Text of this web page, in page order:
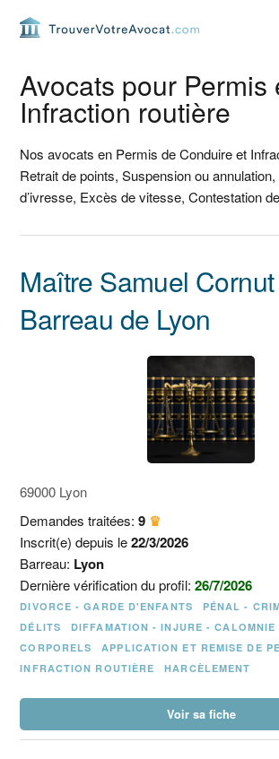
navigation
principale
principal
barre
latérale
principale
pageAvocats pour Permis
Infraction routière
Nos avocats en Permis de Conduire et
Retrait de points, Suspension ou
d’ivresse, Excès de vitesse, Contestation
Maître Samuel
Barreau de Lyon
69000 Lyon
Demandes traitées:9 ♛
Inscrit(e) depuis le22/3/2026
Barreau: Lyon
Dernière vérification du profil:26/7/2026
DIVORCE - GARDE D'ENFANTS
PÉNAL -
DÉLITS
DIFFAMATION - INJURE - CALOMNIE
CORPORELS
APPLICATION ET REMISE DE
INFRACTION ROUTIÈRE
HARCÈLEMENT
Voir sa fiche